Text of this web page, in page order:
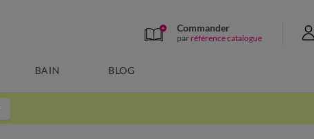
Commander
par référence catalogue
BAIN BLOG